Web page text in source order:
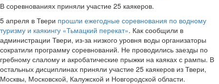
В соревнованиях приняли участие 25 каякеров.
5 апреля в Твери прошли ежегодные соревнования по водному
туризму и каякингу «Тьмацкий перекат». Как сообщили в
администрации Твери, из-за низкого уровня воды организаторы
сократили программу соревнований. Не проводились заезды по
гребному слалому и акробатические прыжки на каяках с рампы. В
остальных дисциплинах приняли участие 25 каякеров из Твери,
Москвы, Московской, Калужской и Новгородской области.